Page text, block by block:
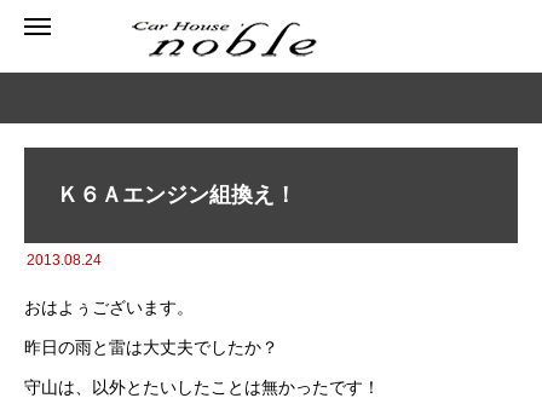
Ｋ６Ａエンジン組換え！
2013.08.24
おはよぅございます。
昨日の雨と雷は大丈夫でしたか？
守山は、以外とたいしたことは無かったです！